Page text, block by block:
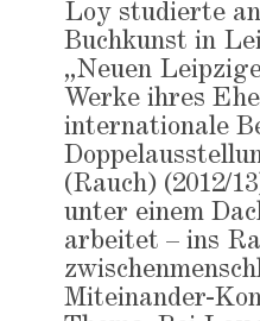
Loy studierte
Buchkunst in
„Neuen
Werke ihres
internationale
(Rauch) (2012/
unter einem
arbeitet – ins
Miteinander-